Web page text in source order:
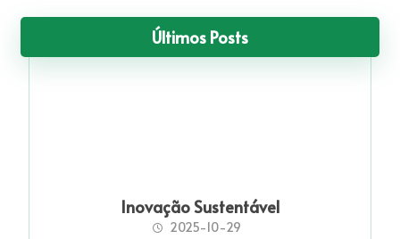
Últimos Posts
Inovação Sustentável
2025-10-29